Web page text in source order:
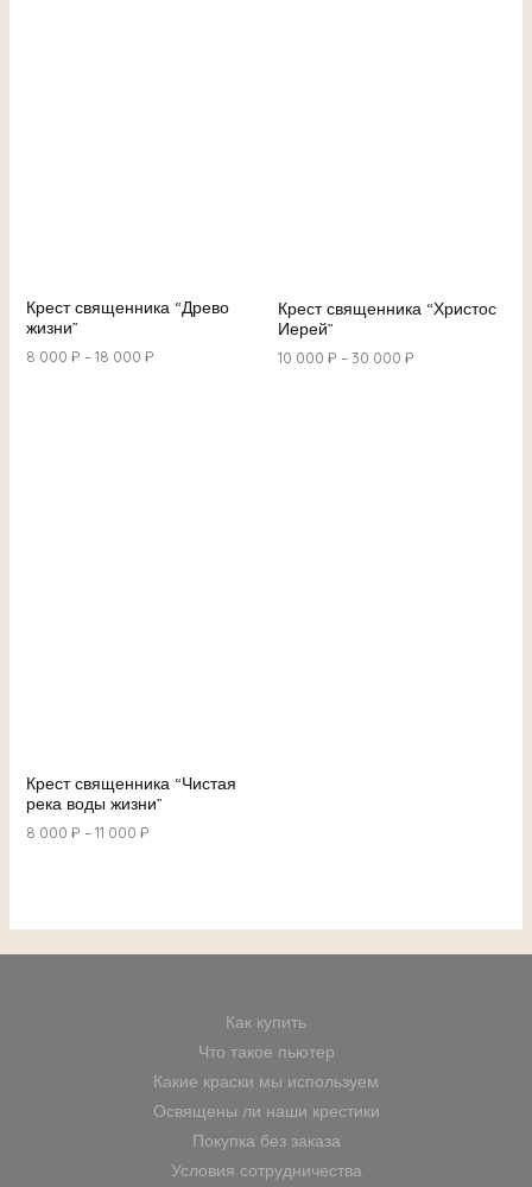
Крест священника “Древо
жизни”
8 000 ₽ –18 000 ₽
Крест священника “Христос
Иерей”
10 000 ₽ –30 000 ₽
Крест священника “Чистая
река воды жизни”
8 000 ₽ –11 000 ₽
Как купить
Что такое пьютер
Какие краски мы используем
Освящены ли наши крестики
Покупка без заказа
Условия сотрудничества